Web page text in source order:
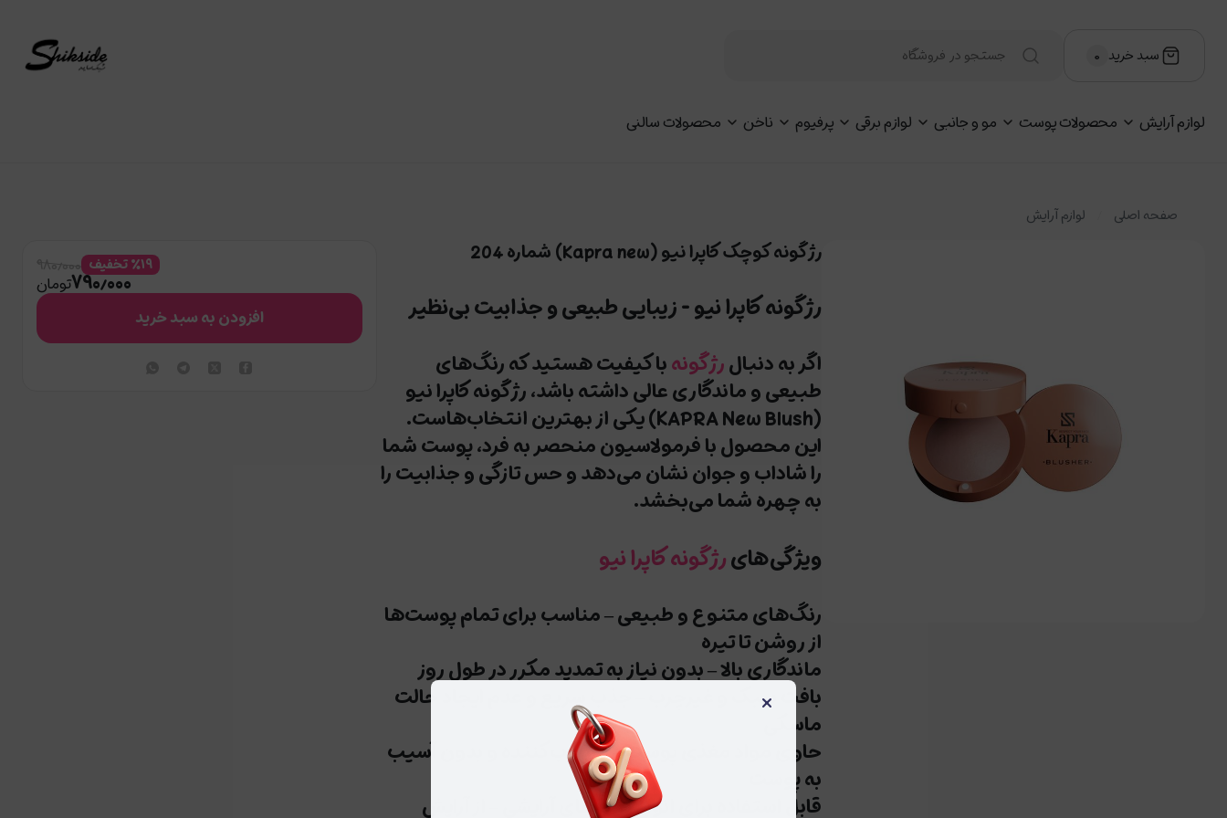
سبد خرید ۰
لوازم آرایش محصولات پوست مو و جانبی لوازم برقی پرفیوم ناخن محصولات سالنی
صفحه اصلی لوازم آرایش
رژگونه کوچک کاپرا نیو (Kapra new) شماره 204
رژگونه کاپرا نیو - زیبایی طبیعی و جذابیت بی‌نظیر
اگر به دنبالرژگونهبا کیفیتهستید که رنگ‌های
طبیعی و ماندگاری عالی داشته باشد،رژگونه کاپرا نیو
(KAPRA New Blush)
یکی از بهترین انتخاب‌هاست.
این محصول با فرمولاسیون منحصر به فرد، پوست شما
را شاداب و جوان نشان می‌دهد و حس تازگی و جذابیت را
به چهره شما می‌بخشد.
ویژگی‌هایرژگونه کاپرا نیو
رنگ‌های متنوع و طبیعی– مناسب برای تمام پوست‌ها
از روشن تا تیره
ماندگاری بالا– بدون نیاز به تمدید مکرر در طول روز
بافت سبک و غیرچرب
– جذب سریع و عدم ایجاد حالت
ماسکی
حاوی مواد مغذی پوست– مرطوب‌کننده و بدون آسیب
به پوست
قابل استفاده برای انواع تیپ‌های آرایشی
– از آرایش
%۱۹ تخفیف
۷۹۰٫۰۰۰تومان
افزودن به سبد خرید
×